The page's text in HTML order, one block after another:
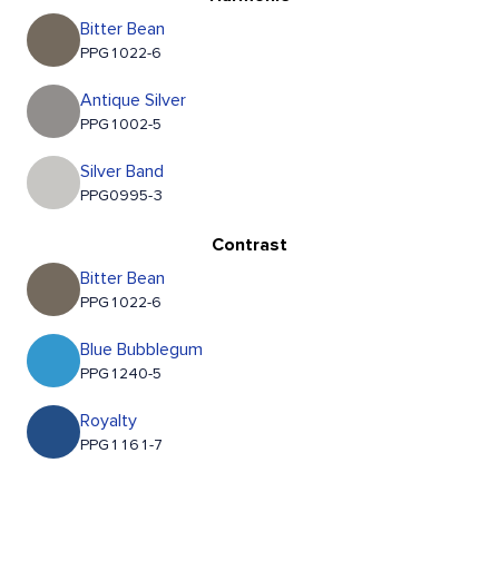
Bitter Bean
PPG1022-6
Antique Silver
PPG1002-5
Silver Band
PPG0995-3
Contrast
Bitter Bean
PPG1022-6
Blue Bubblegum
PPG1240-5
Royalty
PPG1161-7